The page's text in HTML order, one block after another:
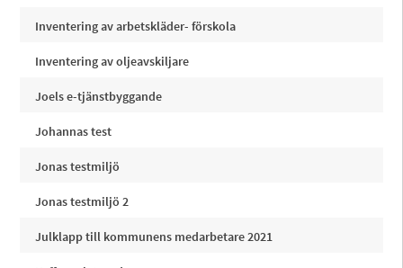
Inventering av arbetskläder- förskola
Inventering av oljeavskiljare
Joels e-tjänstbyggande
Johannas test
Jonas testmiljö
Jonas testmiljö 2
Julklapp till kommunens medarbetare 2021